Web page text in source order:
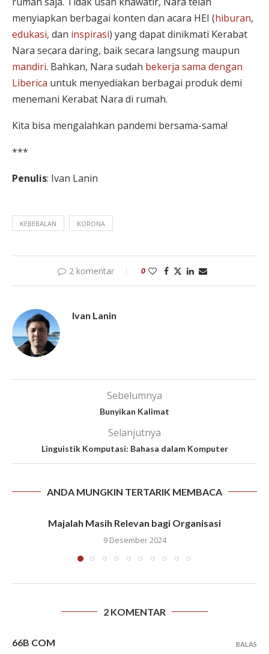
menyiapkan berbagai konten dan acara HEI (hiburan,
edukasi, dan inspirasi) yang dapat dinikmati Kerabat
Nara secara daring, baik secara langsung maupun
mandiri. Bahkan, Nara sudah bekerja sama dengan
Liberica untuk menyediakan berbagai produk demi
menemani Kerabat Nara di rumah.
Kita bisa mengalahkan pandemi bersama-sama!
***
Penulis: Ivan Lanin
KEBEBALAN KORONA
2 komentar 0
Ivan Lanin
Sebelumnya
Bunyikan Kalimat
Selanjutnya
Linguistik Komputasi: Bahasa dalam Komputer
ANDA MUNGKIN TERTARIK MEMBACA
Majalah Masih Relevan bagi Organisasi
9 Desember 2024
2 KOMENTAR
66B COM BALAS